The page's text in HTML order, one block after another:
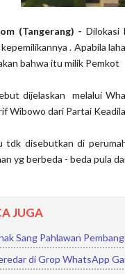
(Tangerang) - Dilokasi
. Apabila
bahwa itu milik Pemkot
dijelaskan melalui
Wibowo dari Partai
disebutkan di
yg berbeda - beda pula
JUGA
Sang Pahlawan
di Grop WhatsApp